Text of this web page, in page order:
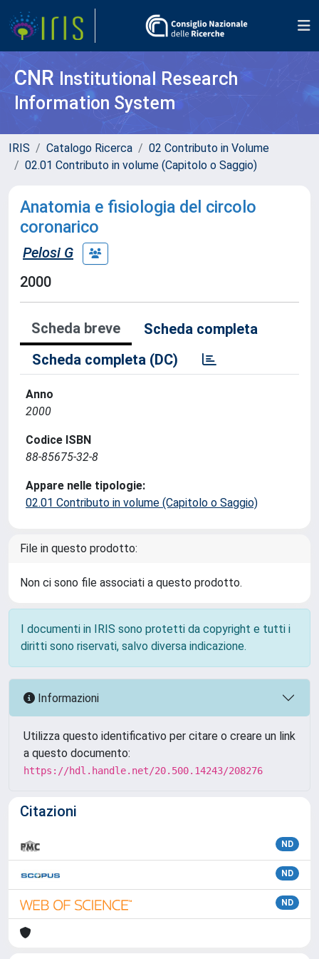
CNR Institutional Research
Information System
IRIS Catalogo Ricerca
02 Contributo in Volume
02.01 Contributo in volume (Capitolo o Saggio)
Anatomia e fisiologia del circolo
coronarico
Pelosi G
2000
Scheda breve
Scheda completa
Scheda completa (DC)
Anno
2000
Codice ISBN
88-85675-32-8
Appare nelle tipologie:
02.01 Contributo in volume (Capitolo o Saggio)
File in questo prodotto:
Non ci sono file associati a questo prodotto.
I documenti in IRIS sono protetti da copyright e tutti i
diritti sono riservati, salvo diversa indicazione.
Informazioni
Utilizza questo identificativo per citare o creare un link
a questo documento:
https://hdl.handle.net/20.500.14243/208276
Citazioni
ND
ND
ND